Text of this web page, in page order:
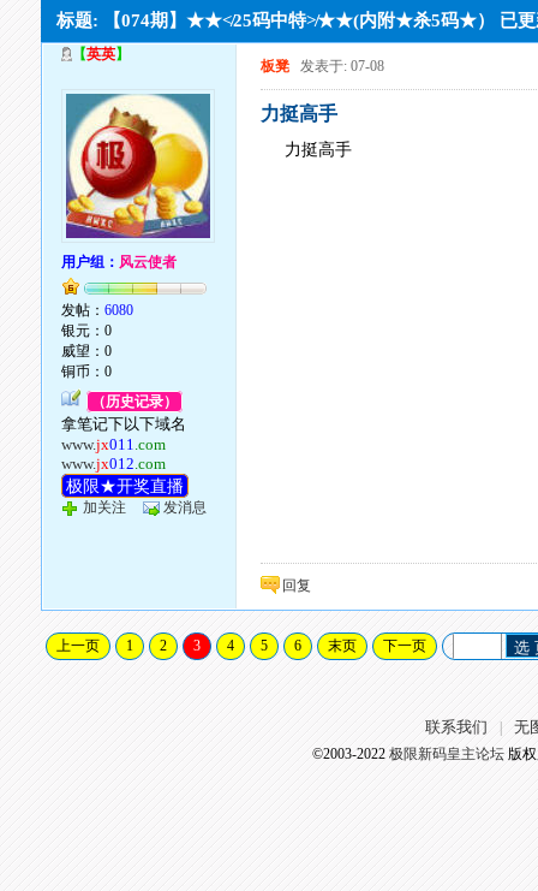
标题: 【074期】★★≮25码中特≯★★(内附★杀5码★） 已更
【英英】
用户组： 风云使者
发帖：6080
银元：0
威望：0
铜币：0
（历史记录）
拿笔记下以下域名
www.jx011.com
www.jx012.com
极限★开奖直播
加关注 发消息
板凳 发表于: 07-08
力挺高手
力挺高手
回复
上一页 1 2 3 4 5 6 末页 下一页 选
联系我们 无
©2003-2022 极限新码皇主论坛版权